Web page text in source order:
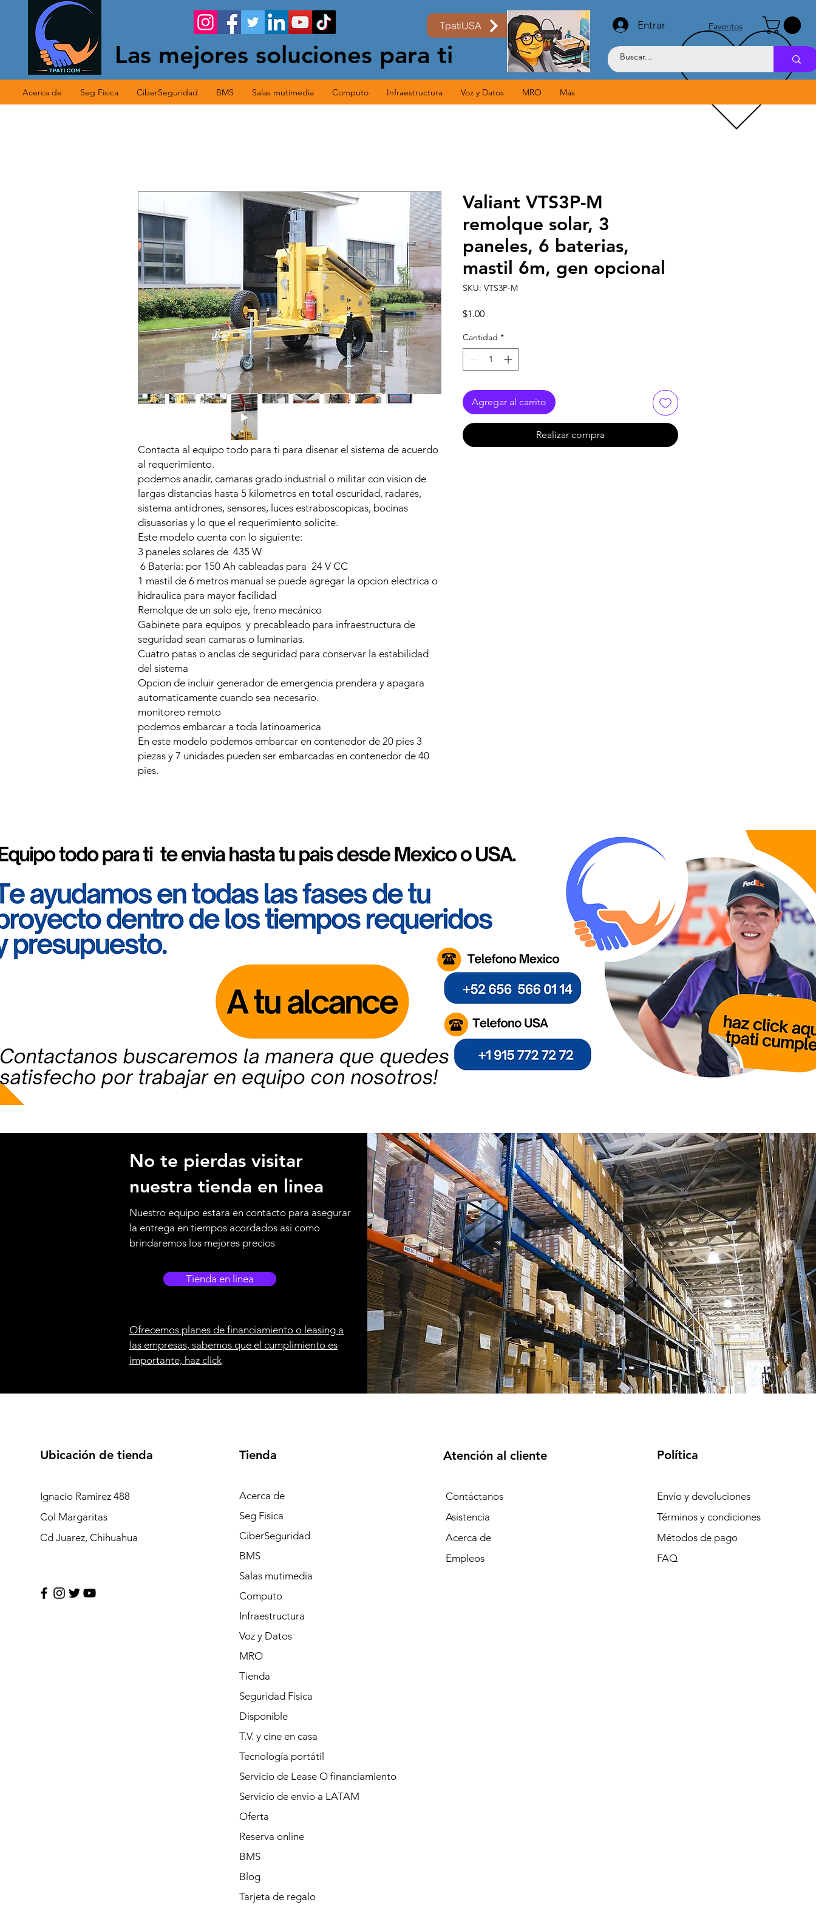
TpatiUSA
Las mejores soluciones para ti
Entrar Favoritos
Acerca de Seg Fisica CiberSeguridad BMS Salas mutimedia Computo Infraestructura Voz y Datos MRO Más
Contacta al equipo todo para ti para disenar el sistema de acuerdo
al requerimiento.
podemos anadir, camaras grado industrial o militar con vision de
largas distancias hasta 5 kilometros en total oscuridad, radares,
sistema antidrones, sensores, luces estraboscopicas, bocinas
disuasorias y lo que el requerimiento solicite.
Este modelo cuenta con lo siguiente:
3 paneles solares de 435 W
6 Batería: por 150 Ah cableadas para 24 V CC
1 mastil de 6 metros manual se puede agregar la opcion electrica o
hidraulica para mayor facilidad
Remolque de un solo eje, freno mecánico
Gabinete para equipos y precableado para infraestructura de
seguridad sean camaras o luminarias.
Cuatro patas o anclas de seguridad para conservar la estabilidad
del sistema
Opcion de incluir generador de emergencia prendera y apagara
automaticamente cuando sea necesario.
monitoreo remoto
podemos embarcar a toda latinoamerica
En este modelo podemos embarcar en contenedor de 20 pies 3
piezas y 7 unidades pueden ser embarcadas en contenedor de 40
pies.
Valiant VTS3P-M
remolque solar, 3
paneles, 6 baterias,
mastil 6m, gen opcional
SKU: VTS3P-M
$1.00Precio
Cantidad *
Agregar al carrito
Realizar compra
No te pierdas visitar
nuestra tienda en linea
Nuestro equipo estara en contacto para asegurar
la entrega en tiempos acordados asi como
brindaremos los mejores precios
Tienda en linea
Ofrecemos planes de financiamiento o leasing a
las empresas, sabemos que el cumplimiento es
importante, haz click
Ubicación de tienda
Ignacio Ramirez 488
Col Margaritas
Cd Juarez, Chihuahua
Tienda
Acerca de
Seg Fisica
CiberSeguridad
BMS
Salas mutimedia
Computo
Infraestructura
Voz y Datos
MRO
Tienda
Seguridad Fisica
Disponible
T.V. y cine en casa
Tecnología portátil
Servicio de Lease O financiamiento
Servicio de envio a LATAM
Oferta
Reserva online
BMS
Blog
Tarjeta de regalo
Atención al cliente
Contáctanos
Asistencia
Acerca de
Empleos
Política
Envío y devoluciones
Términos y condiciones
Métodos de pago
FAQ